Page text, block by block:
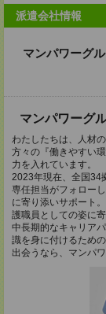
派遣会社情報
マンパワーグ
マンパワーグ
わたしたちは、人材
方々の『働きやすい
力を入れています。
2023年現在、全国34
専任担当がフォロー
に寄り添いサポート
護職員としての姿に
中長期的なキャリア
識を身に付けるため
出会うなら、マンパ